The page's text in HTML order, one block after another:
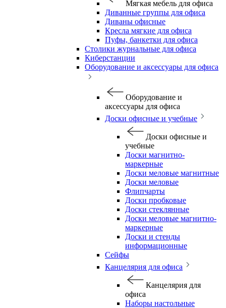
Мягкая мебель для офиса
Диванные группы для офиса
Диваны офисные
Кресла мягкие для офиса
Пуфы, банкетки для офиса
Столики журнальные для офиса
Киберстанции
Оборудование и аксессуары для офиса
Оборудование и
аксессуары для офиса
Доски офисные и учебные
Доски офисные и
учебные
Доски магнитно-
маркерные
Доски меловые магнитные
Доски меловые
Флипчарты
Доски пробковые
Доски стеклянные
Доски меловые магнитно-
маркерные
Доски и стенды
информационные
Сейфы
Канцелярия для офиса
Канцелярия для
офиса
Наборы настольные